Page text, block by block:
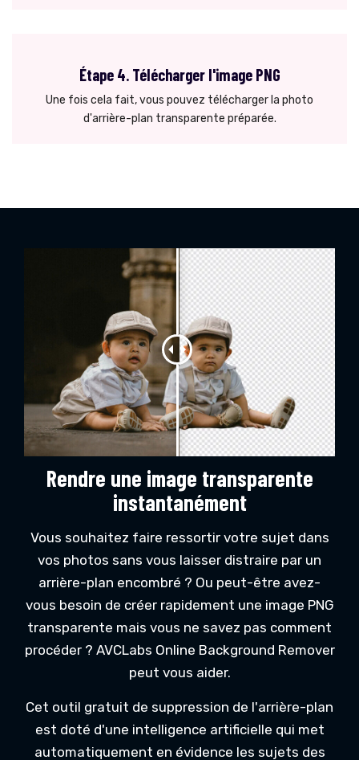
Étape 4. Télécharger l'image PNG
Une fois cela fait, vous pouvez télécharger la photo
d'arrière-plan transparente préparée.
Rendre une image transparente
instantanément
Vous souhaitez faire ressortir votre sujet dans
vos photos sans vous laisser distraire par un
arrière-plan encombré ? Ou peut-être avez-
vous besoin de créer rapidement une image PNG
transparente mais vous ne savez pas comment
procéder ? AVCLabs Online Background Remover
peut vous aider.
Cet outil gratuit de suppression de l'arrière-plan
est doté d'une intelligence artificielle qui met
automatiquement en évidence les sujets des